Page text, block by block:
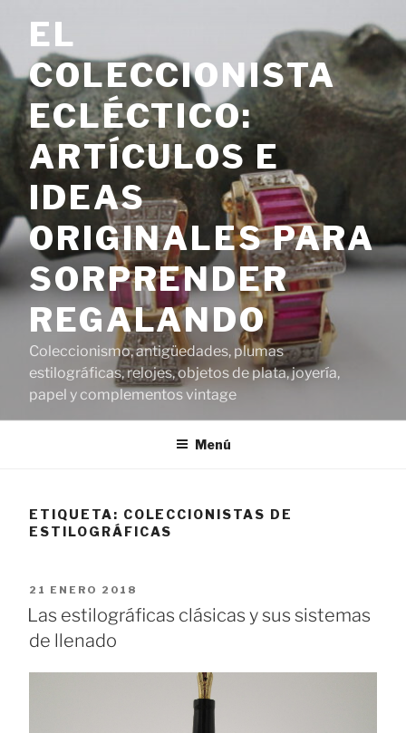
contenido
EL
COLECCIONISTA
ECLÉCTICO:
ARTÍCULOS E
IDEAS
ORIGINALES PARA
SORPRENDER
REGALANDO
Coleccionismo, antigüedades, plumas
estilográficas, relojes, objetos de plata, joyería,
papel y complementos vintage
Menú
ETIQUETA: COLECCIONISTAS DE
ESTILOGRÁFICAS
PUBLICADO
EL
21 ENERO 2018
Las estilográficas clásicas y sus sistemas
de llenado